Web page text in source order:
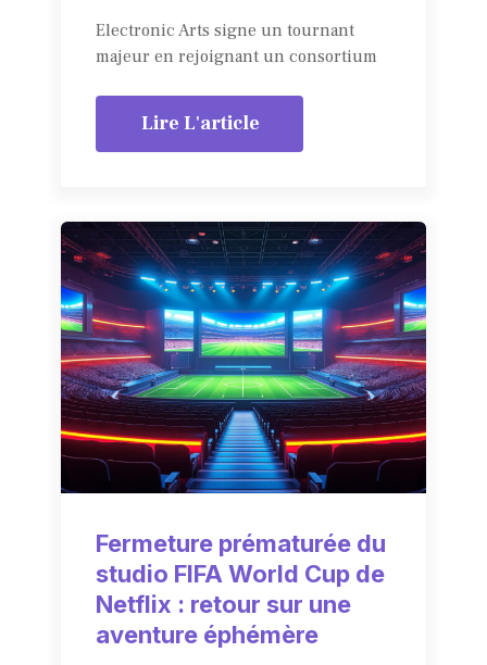
Electronic Arts signe un tournant
majeur en rejoignant un consortium
Lire L'article
Fermeture prématurée du
studio FIFA World Cup de
Netflix : retour sur une
aventure éphémère